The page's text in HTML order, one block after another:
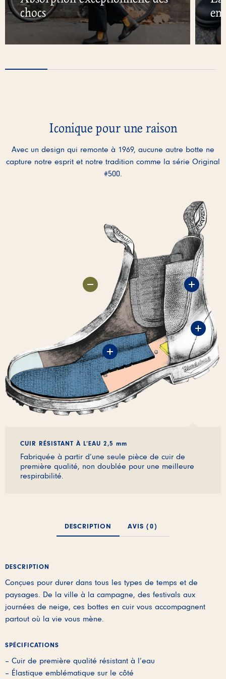
chocs
Iconique pour une raison
Avec un design qui remonte à 1969, aucune autre botte ne
capture notre esprit et notre tradition comme la série Original
#500.
CUIR RÉSISTANT À L’EAU 2,5 mm
Fabriquée à partir d’une seule pièce de cuir de
première qualité, non doublée pour une meilleure
respirabilité.
DESCRIPTION AVIS (0)
DESCRIPTION
Conçues pour durer dans tous les types de temps et de
paysages. De la ville à la campagne, des festivals aux
journées de neige, ces bottes en cuir vous accompagnent
partout où la vie vous mène.
SPÉCIFICATIONS
– Cuir de première qualité résistant à l’eau
– Élastique emblématique sur le côté